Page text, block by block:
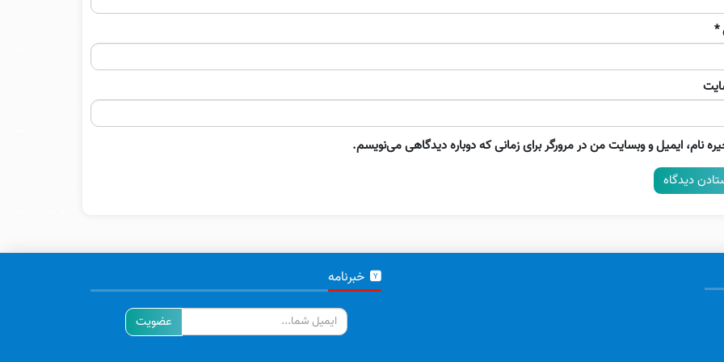
*
نام، ایمیل و وبسایت من در مرورگر برای زمانی که دوباره دیدگاهی می‌نویسم.
خبرنامه
ایمیل